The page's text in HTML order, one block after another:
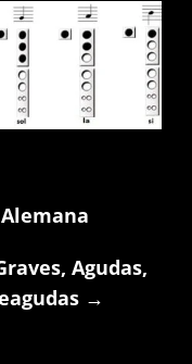
Agudas,
→